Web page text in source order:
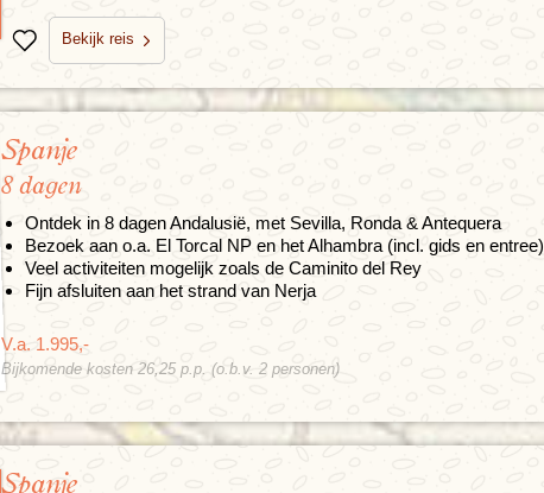
BewarenBekijk reis
Spanje
8 dagen
Ontdek in 8 dagen Andalusië, met Sevilla, Ronda & Antequera
Bezoek aan o.a. El Torcal NP en het Alhambra (incl. gids en entree)
Veel activiteiten mogelijk zoals de Caminito del Rey
Fijn afsluiten aan het strand van Nerja
V.a. 1.995,-
Bijkomende kosten 26,25 p.p. (o.b.v. 2 personen)
Spanje